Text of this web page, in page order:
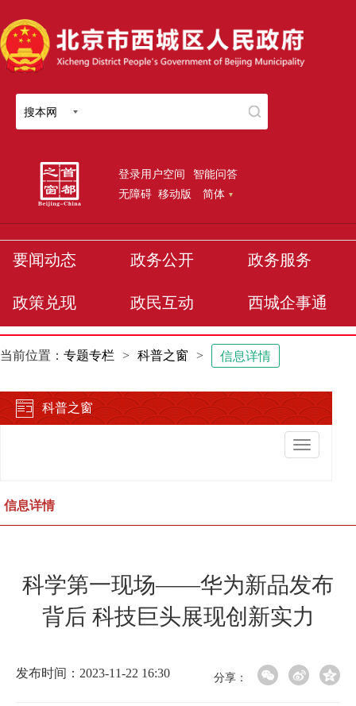
搜本网
登录用户空间 智能问答
无障碍 移动版 简体
要闻动态 政务公开 政务服务
政策兑现 政民互动 西城企事通
当前位置： 专题专栏 > 科普之窗 > 信息详情
科普之窗
切
换
信息详情
科学第一现场——华为新品发布
背后 科技巨头展现创新实力
发布时间：2023-11-22 16:30 分享：